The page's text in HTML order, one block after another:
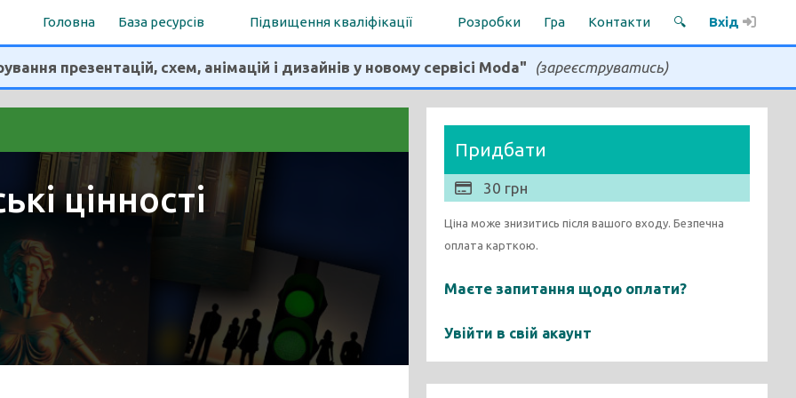
Головна База ресурсів Підвищення кваліфікації Розробки Гра Контакти 🔍 Вхід
презентацій, схем, анімацій і дизайнів у новому сервісі Moda" (зареєструватись)
цінності
Придбати
30 грн
Ціна може знизитись після вашого входу. Безпечна
оплата карткою.
Маєте запитання щодо оплати?
Увійти в свій акаунт